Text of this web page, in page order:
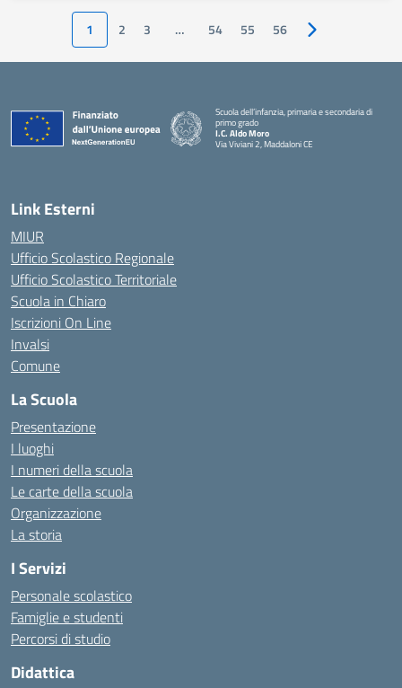
1 2 3 … 54 55 56 Pagina
Scuola dell’infanzia, primaria e secondaria di
primo grado
I.C. Aldo Moro
Via Viviani 2, Maddaloni CE
Link Esterni
MIUR
Ufficio Scolastico Regionale
Ufficio Scolastico Territoriale
Scuola in Chiaro
Iscrizioni On Line
Invalsi
Comune
La Scuola
Presentazione
I luoghi
I numeri della scuola
Le carte della scuola
Organizzazione
La storia
I Servizi
Personale scolastico
Famiglie e studenti
Percorsi di studio
Didattica